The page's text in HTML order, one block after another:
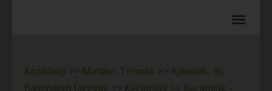
Kezdőlap >> Minden Termék >> Ajándék- és
használati tárgyak >> Kerámiák >> Kerámiák -